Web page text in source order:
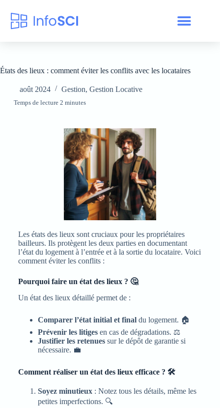
États des lieux : comment éviter les conflits avec les locataires
août 2024 Gestion, Gestion Locative
Temps de lecture 2 minutes
Les états des lieux sont cruciaux pour les propriétaires
bailleurs. Ils protègent les deux parties en documentant
l’état du logement à l’entrée et à la sortie du locataire. Voici
comment éviter les conflits :
Pourquoi faire un état des lieux ? 🤔
Un état des lieux détaillé permet de :
Comparer l’état initial et finaldu logement. 🏠
Prévenir les litigesen cas de dégradations. ⚖️
Justifier les retenuessur le dépôt de garantie si
nécessaire. 💼
Comment réaliser un état des lieux efficace ? 🛠️
Soyez minutieux: Notez tous les détails, même les
petites imperfections. 🔍